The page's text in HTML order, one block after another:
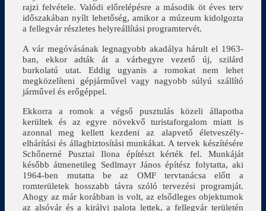
rajzi felvétele. Valódi előrelépésre a második öt éves terv
időszakában nyílt lehetőség, amikor a múzeum kidolgozta
a fellegvár részletes helyreállítási programtervét.
A vár megóvásának legnagyobb akadálya hárult el 1963-
ban, ekkor adták át a várhegyre vezető új, szilárd
burkolatú utat. Eddig ugyanis a romokat nem lehet
megközelíteni gépjárművel vagy nagyobb súlyú szállító
járművel és erőgéppel.
Ekkorra a romok a végső pusztulás közeli állapotba
kerültek és az egyre növekvő turistaforgalom miatt is
azonnal meg kellett kezdeni az alapvető életveszély-
elhárítási és állagbiztosítási munkákat. A tervek készítésére
Schőnerné Pusztai Ilona építészt kérték fel. Munkáját
később átmenetileg Sedlmayr János építész folytatta, aki
1964-ben mutatta be az OMF tervtanácsa előtt a
romterületek hosszabb távra szóló tervezési programját.
Ahogy az már korábban is volt, az elsődleges objektumok
az alsóvár és a királyi palota lettek, a fellegvár területén